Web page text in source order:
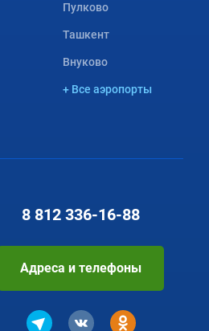
Пулково
Ташкент
Внуково
+ Все аэропорты
8 812 336-16-88
Адреса и телефоны